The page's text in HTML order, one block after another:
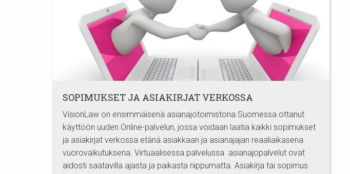
SOPIMUKSET JA ASIAKIRJAT VERKOSSA
VisionLaw on ensimmäisenä asianajotoimistona Suomessa ottanut
käyttöön uuden Online-palvelun, jossa voidaan laatia kaikki sopimukset
ja asiakirjat verkossa etänä asiakkaan ja asianajajan reaaliaikasena
vuorovaikutuksena. Virtuaalisessa palvelussa asianajopalvelut ovat
aidosti saatavilla ajasta ja paikasta riippumatta. Asiakirja tai sopimus